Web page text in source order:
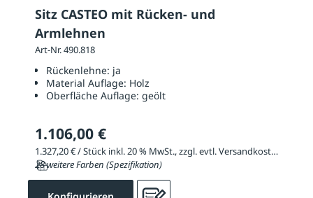
Sitz CASTEO mit Rücken- und
Armlehnen
Art-Nr. 490.818
Rückenlehne: ja
Material Auflage: Holz
Oberfläche Auflage: geölt
1.106,00 €
1.327,20 € / Stück inkl. 20 % MwSt., zzgl. evtl. Versandkosten
28 weitere Farben (Spezifikation)